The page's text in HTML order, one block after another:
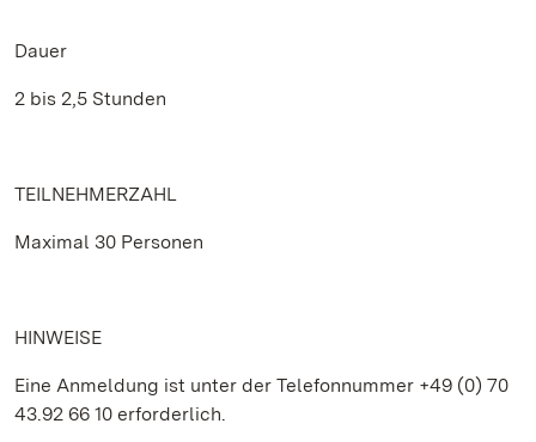
Dauer
2 bis 2,5 Stunden
TEILNEHMERZAHL
Maximal 30 Personen
HINWEISE
Eine Anmeldung ist unter der Telefonnummer +49 (0) 70
43.92 66 10 erforderlich.